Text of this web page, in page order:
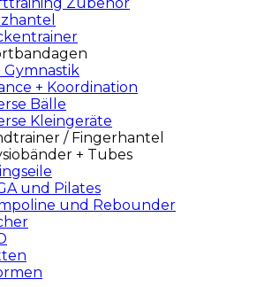
Gymnastik
+ Koordination
Bälle
Kleingeräte
/ Fingerhantel
+ Tubes
und Pilates
und Rebounder